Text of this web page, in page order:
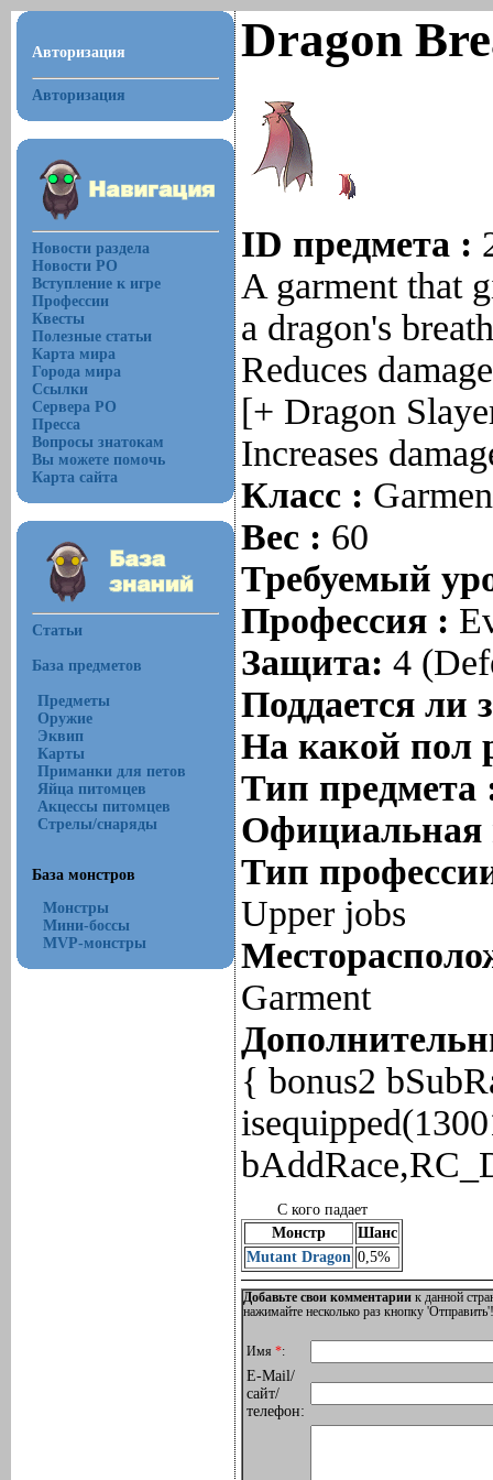
Авторизация
Авторизация
Новости раздела
Новости РО
Вступление к игре
Профессии
Квесты
Полезные статьи
Карта мира
Города мира
Ссылки
Сервера РО
Пресса
Вопросы знатокам
Вы можете помочь
Карта сайта
Статьи
База предметов
Предметы
Оружие
Эквип
Карты
Приманки для петов
Яйца питомцев
Акцессы питомцев
Стрелы/снаряды
База монстров
Монстры
Мини-боссы
MVP-монстры
Dragon
ID предмета :
A garment that
a dragon's
Reduces
[+ Dragon
Increases
Класс :
Вес : 60
Требуемый
Профессия :
Защита: 4
Поддается ли
На какой пол
Тип
Тип
Upper jobs
Garment
{ bonus2
С кого падает
Монстр
Шанс
Mutant Dragon 0,5%
Добавьте свои комментарии к данной
нажимайте несколько раз кнопку
Имя*:
E-Mail/
сайт/
телефон: